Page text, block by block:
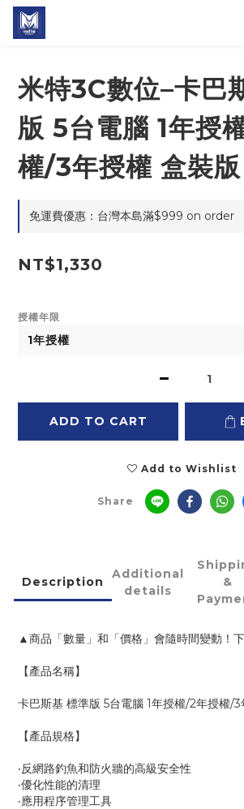
米特3C數位–卡巴
版 5台電腦 1年授
權/3年授權 盒裝版
免運費優惠：台灣本島滿$999 on order
NT$1,330
授權年限
ADD TO CART
Add to Wishlist
Share
Description
Additional
details
&
▲商品「數量」和「價格」會隨時間變動！
【產品名稱】
卡巴斯基 標準版 5台電腦 1年授權/2年授權/
【產品規格】
‧反網路釣魚和防火牆的高級安全性
‧優化性能的清理
‧應用程序管理工具